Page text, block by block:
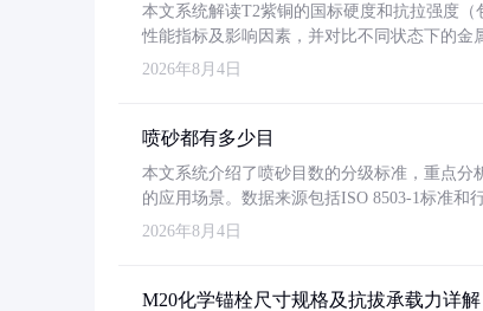
本文系统解读T2紫铜的国标硬度和抗拉强度（
性能指标及影响因素，并对比不同状态下的金
2026年8月4日
喷砂都有多少目
本文系统介绍了喷砂目数的分级标准，重点分
的应用场景。数据来源包括ISO 8503-1标准和
2026年8月4日
M20化学锚栓尺寸规格及抗拔承载力详解